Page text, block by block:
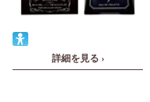
詳細を見る ›